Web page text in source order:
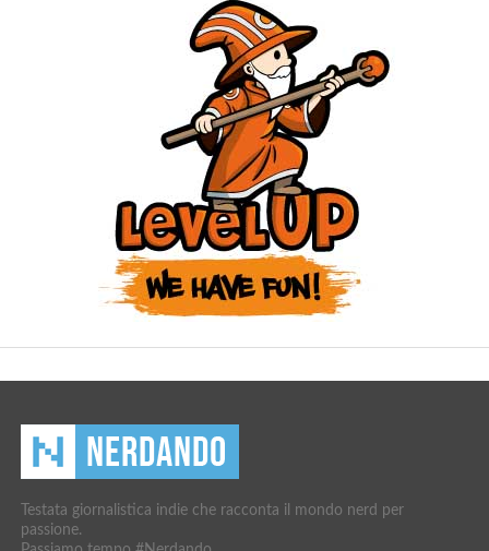
Testata giornalistica indie che racconta il mondo nerd per
passione.